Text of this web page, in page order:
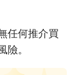
任何推介買
。